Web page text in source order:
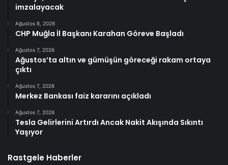
imzalayacak
Ağustos 8, 2026
CHP Muğla İl Başkanı Karahan Göreve Başladı
Ağustos 7, 2026
Ağustos’ta altın ve gümüşün göreceği rakam ortaya
çıktı
Ağustos 7, 2026
Merkez Bankası faiz kararını açıkladı
Ağustos 7, 2026
Tesla Gelirlerini Artırdı Ancak Nakit Akışında Sıkıntı
Yaşıyor
Rastgele Haberler